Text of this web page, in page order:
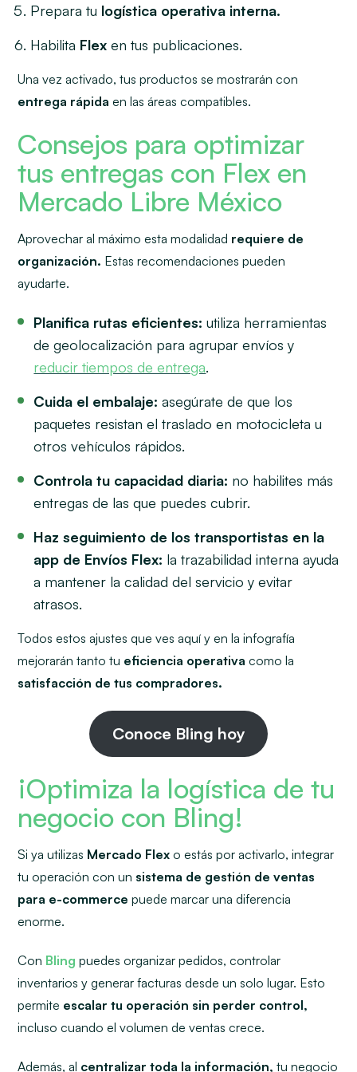
Prepara tu logística operativa interna.
Habilita Flex en tus publicaciones.
Una vez activado, tus productos se mostrarán con
entrega rápida en las áreas compatibles.
Consejos para optimizar
tus entregas con Flex en
Mercado Libre México
Aprovechar al máximo esta modalidad requiere de
organización. Estas recomendaciones pueden
ayudarte.
Planifica rutas eficientes: utiliza herramientas
de geolocalización para agrupar envíos y
reducir tiempos de entrega.
Cuida el embalaje: asegúrate de que los
paquetes resistan el traslado en motocicleta u
otros vehículos rápidos.
Controla tu capacidad diaria: no habilites más
entregas de las que puedes cubrir.
Haz seguimiento de los transportistas en la
app de Envíos Flex: la trazabilidad interna ayuda
a mantener la calidad del servicio y evitar
atrasos.
Todos estos ajustes que ves aquí y en la infografía
mejorarán tanto tu eficiencia operativa como la
satisfacción de tus compradores.
Conoce Bling hoy
¡Optimiza la logística de tu
negocio con Bling!
Si ya utilizas Mercado Flex o estás por activarlo, integrar
tu operación con un sistema de gestión de ventas
para e-commerce puede marcar una diferencia
enorme.
Con Bling puedes organizar pedidos, controlar
inventarios y generar facturas desde un solo lugar. Esto
permite escalar tu operación sin perder control,
incluso cuando el volumen de ventas crece.
Además, al centralizar toda la información, tu negocio